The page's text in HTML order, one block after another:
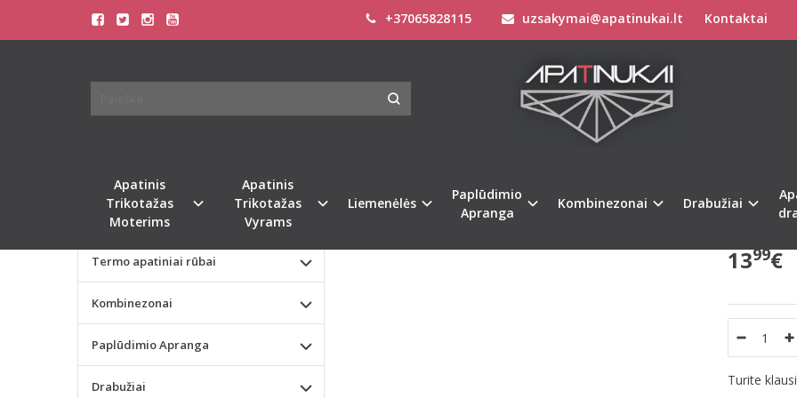
+37065828115 uzsakymai@apatinukai.lt Kontaktai
Apatinis
Trikotažas
Moterims
Apatinis
Trikotažas
Vyrams
Liemenėlės
Paplūdimio
Apranga
Kombinezonai Drabužiai
3 VNT. NEOPRENINĖ DAUGKARTINĖ
Pristatymas
1399€
Turite
Valentino dienos dovana
Liemenėlės
Termo apatiniai rūbai
Kombinezonai
Paplūdimio Apranga
Drabužiai